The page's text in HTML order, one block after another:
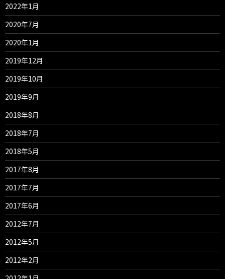
2022年1月
2020年7月
2020年1月
2019年12月
2019年10月
2019年9月
2018年8月
2018年7月
2018年5月
2017年8月
2017年7月
2017年6月
2012年7月
2012年5月
2012年2月